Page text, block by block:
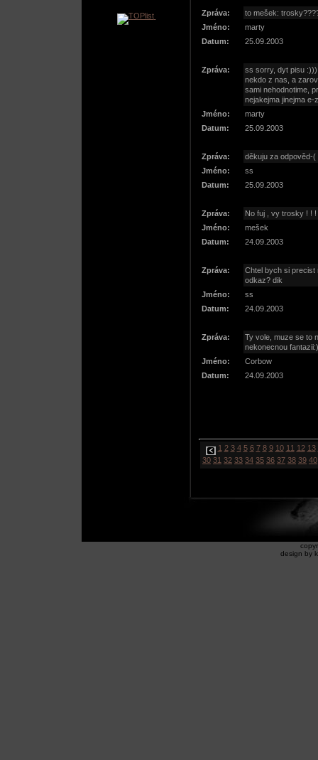
Zpráva:
to mešek:
Jméno:
marty
Datum:
25.09.2003
Zpráva:
ss sorry, dyt pisu
nekdo z nas, a
sami nehodnotime,
nejakejma jinejma
Jméno:
marty
Datum:
25.09.2003
Zpráva:
děkuju za odpověd-(
Jméno:
ss
Datum:
25.09.2003
Zpráva:
No fuj , vy trosky ! ! !
Jméno:
mešek
Datum:
24.09.2003
Zpráva:
Chtel bych si precist
odkaz? dik
Jméno:
ss
Datum:
24.09.2003
Zpráva:
Ty vole, muze se to
nekonecnou
Jméno:
Corbow
Datum:
24.09.2003
1 2 3 4 5 6 7 8 9 10 11 12 13
30 31 32 33 34 35 36 37 38 39 40
design by